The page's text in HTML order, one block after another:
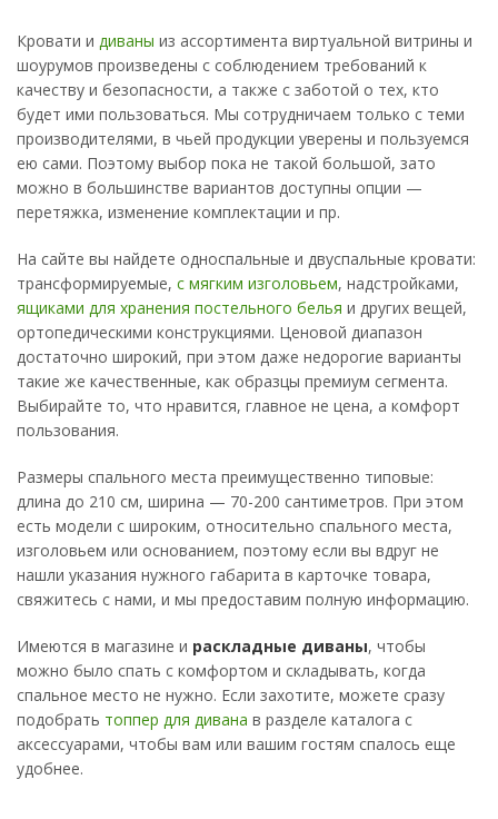
Кровати и диваны из ассортимента виртуальной витрины и
шоурумов произведены с соблюдением требований к
качеству и безопасности, а также с заботой о тех, кто
будет ими пользоваться. Мы сотрудничаем только с теми
производителями, в чьей продукции уверены и пользуемся
ею сами. Поэтому выбор пока не такой большой, зато
можно в большинстве вариантов доступны опции —
перетяжка, изменение комплектации и пр.
На сайте вы найдете односпальные и двуспальные кровати:
трансформируемые, с мягким изголовьем, надстройками,
ящиками для хранения постельного белья и других вещей,
ортопедическими конструкциями. Ценовой диапазон
достаточно широкий, при этом даже недорогие варианты
такие же качественные, как образцы премиум сегмента.
Выбирайте то, что нравится, главное не цена, а комфорт
пользования.
Размеры спального места преимущественно типовые:
длина до 210 см, ширина — 70-200 сантиметров. При этом
есть модели с широким, относительно спального места,
изголовьем или основанием, поэтому если вы вдруг не
нашли указания нужного габарита в карточке товара,
свяжитесь с нами, и мы предоставим полную информацию.
Имеются в магазине и раскладные диваны, чтобы
можно было спать с комфортом и складывать, когда
спальное место не нужно. Если захотите, можете сразу
подобрать топпер для дивана в разделе каталога с
аксессуарами, чтобы вам или вашим гостям спалось еще
удобнее.